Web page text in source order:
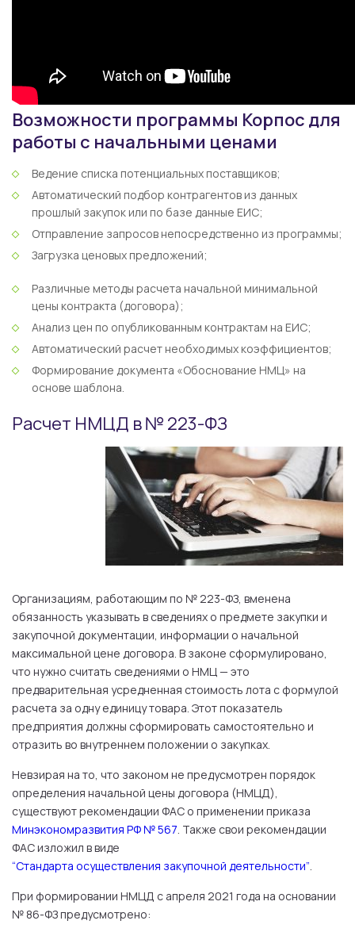
Возможности программы Корпос для
работы с начальными ценами
Ведение списка потенциальных поставщиков;
Автоматический подбор контрагентов из данных
прошлый закупок или по базе данные ЕИС;
Отправление запросов непосредственно из программы;
Загрузка ценовых предложений;
Различные методы расчета начальной минимальной
цены контракта (договора);
Анализ цен по опубликованным контрактам на ЕИС;
Автоматический расчет необходимых коэффициентов;
Формирование документа «Обоснование НМЦ» на
основе шаблона.
Расчет НМЦД в № 223-ФЗ
Организациям, работающим по № 223-ФЗ, вменена
обязанность указывать в сведениях о предмете закупки и
закупочной документации, информации о начальной
максимальной цене договора. В законе сформулировано,
что нужно считать сведениями о НМЦ — это
предварительная усредненная стоимость лота с формулой
расчета за одну единицу товара. Этот показатель
предприятия должны сформировать самостоятельно и
отразить во внутреннем положении о закупках.
Невзирая на то, что законом не предусмотрен порядок
определения начальной цены договора (НМЦД),
существуют рекомендации ФАС о применении приказа
Минэкономразвития РФ № 567. Также свои рекомендации
ФАС изложил в виде
“Стандарта осуществления закупочной деятельности”.
При формировании НМЦД с апреля 2021 года на основании
№ 86-ФЗ предусмотрено: